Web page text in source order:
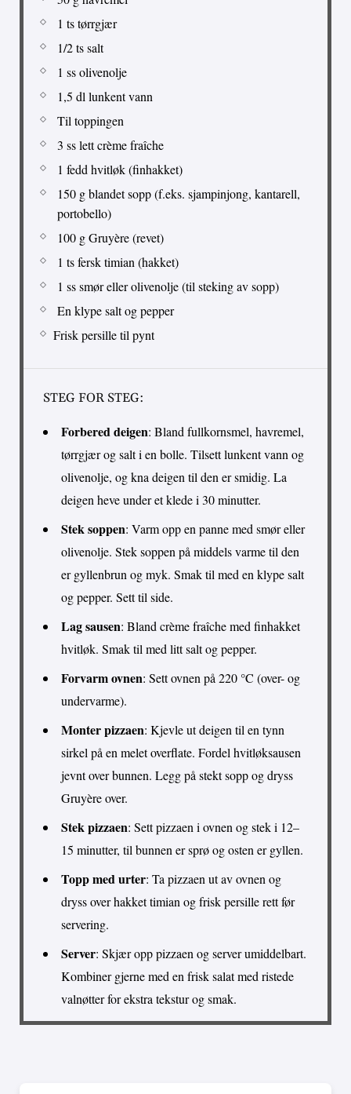
1 ts tørrgjær
1/2 ts salt
1 ss olivenolje
1,5 dl lunkent vann
Til toppingen
3 ss lett crème fraîche
1 fedd hvitløk (finhakket)
150 g blandet sopp (f.eks. sjampinjong, kantarell,
portobello)
100 g Gruyère (revet)
1 ts fersk timian (hakket)
1 ss smør eller olivenolje (til steking av sopp)
En klype salt og pepper
Frisk persille til pynt
STEG FOR STEG:
Forbered deigen: Bland fullkornsmel, havremel,
tørrgjær og salt i en bolle. Tilsett lunkent vann og
olivenolje, og kna deigen til den er smidig. La
deigen heve under et klede i 30 minutter.
Stek soppen: Varm opp en panne med smør eller
olivenolje. Stek soppen på middels varme til den
er gyllenbrun og myk. Smak til med en klype salt
og pepper. Sett til side.
Lag sausen: Bland crème fraîche med finhakket
hvitløk. Smak til med litt salt og pepper.
Forvarm ovnen: Sett ovnen på 220 °C (over- og
undervarme).
Monter pizzaen: Kjevle ut deigen til en tynn
sirkel på en melet overflate. Fordel hvitløksausen
jevnt over bunnen. Legg på stekt sopp og dryss
Gruyère over.
Stek pizzaen: Sett pizzaen i ovnen og stek i 12–
15 minutter, til bunnen er sprø og osten er gyllen.
Topp med urter: Ta pizzaen ut av ovnen og
dryss over hakket timian og frisk persille rett før
servering.
Server: Skjær opp pizzaen og server umiddelbart.
Kombiner gjerne med en frisk salat med ristede
valnøtter for ekstra tekstur og smak.